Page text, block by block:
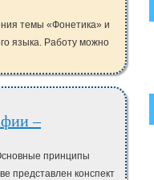
темы «Фонетика» и
языка. Работу можно
принципы
представлен конспект